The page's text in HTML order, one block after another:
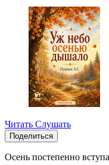
Читать Слушать
Поделиться
Осень постепенно